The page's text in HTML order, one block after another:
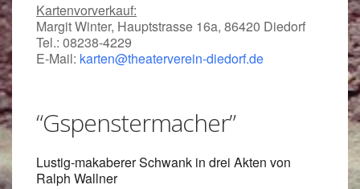
Kartenvorverkauf:
Margit Winter, Hauptstrasse 16a, 86420 Diedorf
Tel.: 08238-4229
E-Mail: karten@theaterverein-diedorf.de
“Gspenstermacher”
Lustig-makaberer Schwank in drei Akten von
Ralph Wallner